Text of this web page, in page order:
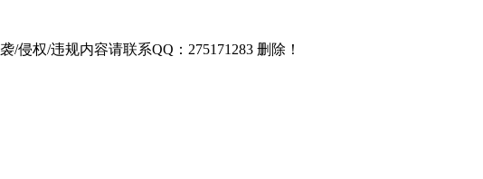
侵权/违规内容请联系QQ：275171283 删除！